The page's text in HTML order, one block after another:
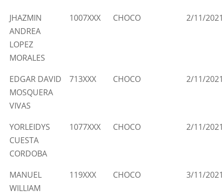
JHAZMIN
ANDREA
LOPEZ
MORALES
1007XXX CHOCO 2/11/
EDGAR DAVID
MOSQUERA
VIVAS
713XXX CHOCO 2/11/
YORLEIDYS
CUESTA
CORDOBA
1077XXX CHOCO 2/11/
MANUEL
WILLIAM
119XXX CHOCO 3/11/